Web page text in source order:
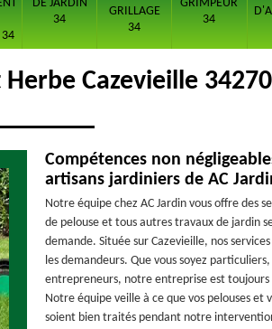
34
DE JARDIN
34
GRILLAGE
34
GRIMPEUR
34
Cazevieille 34270
Compétences non
artisans jardiniers de AC
Notre équipe chez AC Jardin vous offre des
de pelouse et tous autres travaux de jardin
demande. Située sur Cazevieille, nos
les demandeurs. Que vous soyez
entrepreneurs, notre entreprise est toujours
Notre équipe veille à ce que vos pelouses et
soient bien traités pendant notre